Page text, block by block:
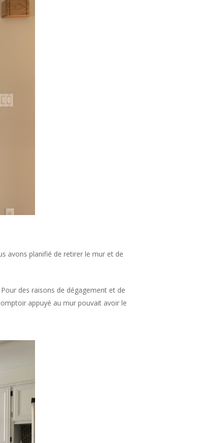
avons planifié de retirer le mur et de
des raisons de dégagement et de
appuyé au mur pouvait avoir le